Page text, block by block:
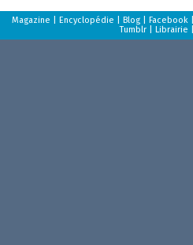
Magazine |Encyclopédie |Blog |Facebook
Tumblr |Librairie